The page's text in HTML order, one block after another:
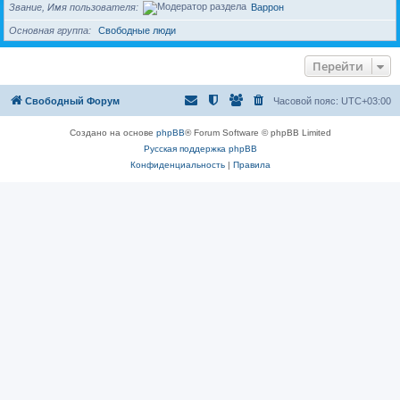
Звание, Имя пользователя Варрон
Основная группа Свободные люди
Перейти
Свободный Форум Часовой пояс: UTC+03:00
Создано на основе phpBB® Forum Software © phpBB Limited
Русская поддержка phpBB
Конфиденциальность| Правила